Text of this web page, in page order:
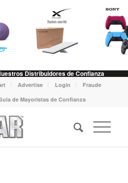
Distribuidores de Confianza
Advertise Login
Fraude
de Mayoristas de Confianza